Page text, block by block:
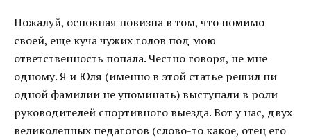
Пожалуй, основная новизна в том, что помимо
своей, еще куча чужих голов под мою
ответственность попала. Честно говоря, не мне
одному. Я и Юля (именно в этой статье решил ни
одной фамилии не упоминать) выступали в роли
руководителей спортивного выезда. Вот у нас, двух
великолепных педагогов (слово-то какое, отец его